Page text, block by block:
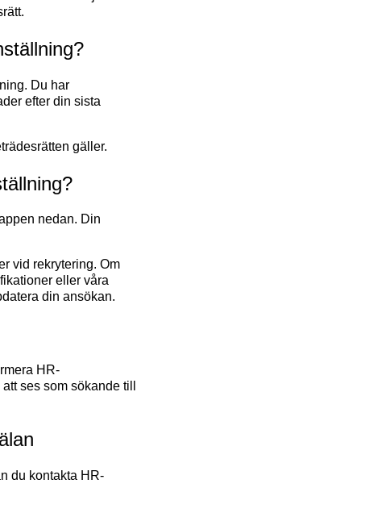
Du har
efter din sista
gäller.
nedan. Din
vid rekrytering. Om
eller våra
din ansökan.
HR-
ses som sökande till
du kontakta HR-